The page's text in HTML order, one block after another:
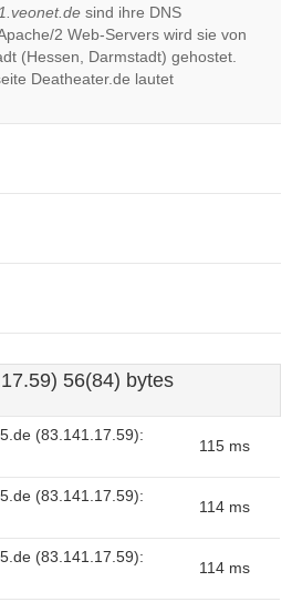
Do you
own this
website?
OK
sind ihre DNS
2 Web-Servers wird sie von
(Hessen, Darmstadt) gehostet.
Deatheater.de lautet
56(84) bytes
(83.141.17.59):
115 ms
(83.141.17.59):
114 ms
(83.141.17.59):
114 ms